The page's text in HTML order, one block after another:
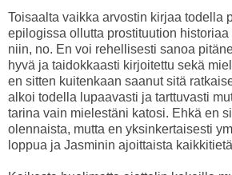
Toisaalta vaikka arvostin kirjaa todella
epilogissa ollutta prostituution
niin, no. En voi rehellisesti sanoa
hyvä ja taidokkaasti kirjoitettu sekä
en sitten kuitenkaan saanut sitä
alkoi todella lupaavasti ja tarttuvasti
tarina vain mielestäni katosi. Ehkä en
olennaista, mutta en yksinkertaisesti
loppua ja Jasminin ajoittaista